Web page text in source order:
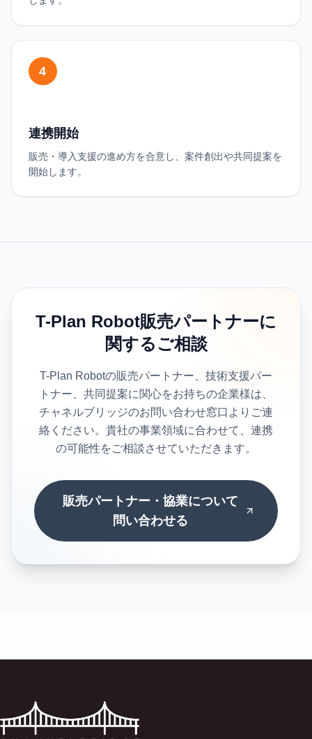
4
連携開始
販売・導入支援の進め方を合意し、案件創出や共同提案を
開始します。
T-Plan Robot販売パートナーに
関するご相談
T-Plan Robotの販売パートナー、技術支援パー
トナー、共同提案に関心をお持ちの企業様は、
チャネルブリッジのお問い合わせ窓口よりご連
絡ください。貴社の事業領域に合わせて、連携
の可能性をご相談させていただきます。
販売パートナー・協業について
問い合わせる